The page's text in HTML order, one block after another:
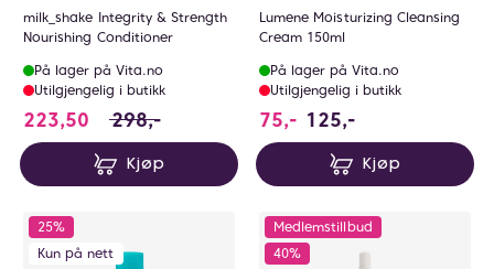
milk_shake Integrity & Strength
Nourishing Conditioner
På lager på Vita.no
Utilgjengelig i butikk
223,50 223.5 i stedet for 298 NOK, du sparer 74.5
298,-
Kjøp
Lumene Moisturizing Cleansing
Cream 150ml
På lager på Vita.no
Utilgjengelig i butikk
75,- 125,-
Kjøp
25%
Kun på nett
Medlemstillbud
40%